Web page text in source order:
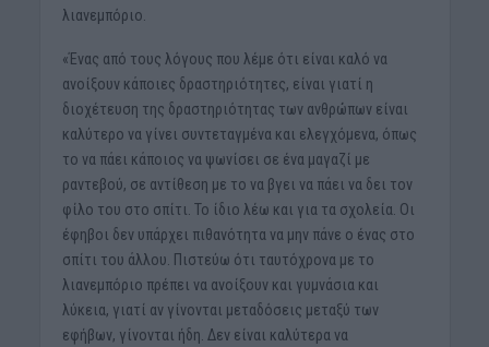
λιανεμπόριο.
«Ένας από τους λόγους που λέμε ότι είναι καλό να
ανοίξουν κάποιες δραστηριότητες, είναι γιατί η
διοχέτευση της δραστηριότητας των ανθρώπων είναι
καλύτερο να γίνει συντεταγμένα και ελεγχόμενα, όπως
το να πάει κάποιος να ψωνίσει σε ένα μαγαζί με
ραντεβού, σε αντίθεση με το να βγει να πάει να δει τον
φίλο του στο σπίτι. Το ίδιο λέω και για τα σχολεία. Οι
έφηβοι δεν υπάρχει πιθανότητα να μην πάνε ο ένας στο
σπίτι του άλλου. Πιστεύω ότι ταυτόχρονα με το
λιανεμπόριο πρέπει να ανοίξουν και γυμνάσια και
λύκεια, γιατί αν γίνονται μεταδόσεις μεταξύ των
εφήβων, γίνονται ήδη. Δεν είναι καλύτερα να